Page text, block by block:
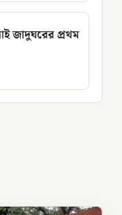
জাদুঘরের প্রথম